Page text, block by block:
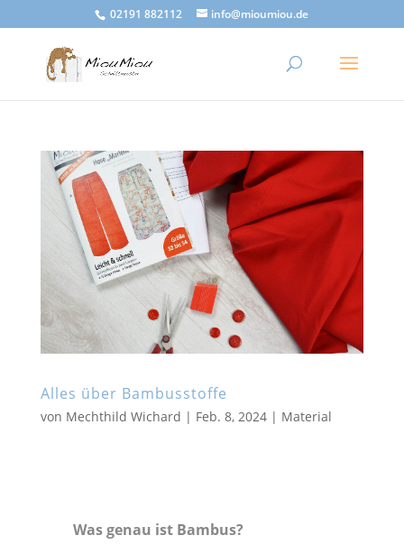
02191 882112 info@mioumiou.de
Alles über Bambusstoffe
von Mechthild Wichard | Feb. 8, 2024| Material
Was genau ist Bambus?